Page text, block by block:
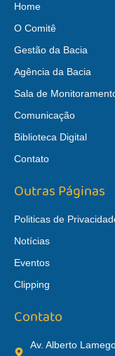
Home
O Comitê
Gestão da Bacia
Agência da Bacia
Sala de
Comunicação
Biblioteca Digital
Contato
Outras Páginas
Politicas de
Notícias
Eventos
Clipping
Contato
Av. Alberto